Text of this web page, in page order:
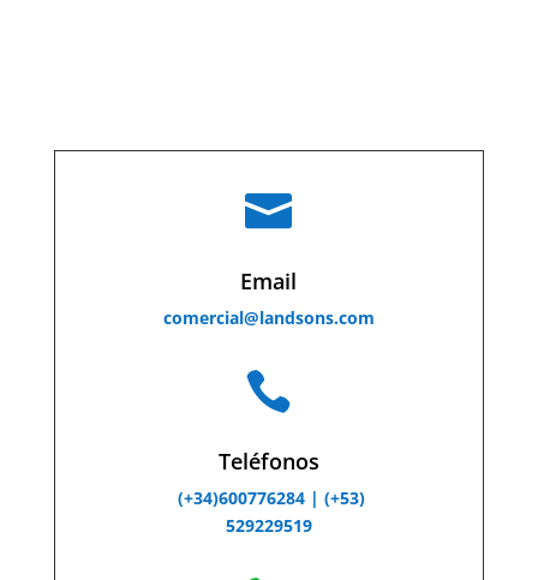

Email
comercial@landsons.com

Teléfonos
(+34)600776284 | (+53)
529229519